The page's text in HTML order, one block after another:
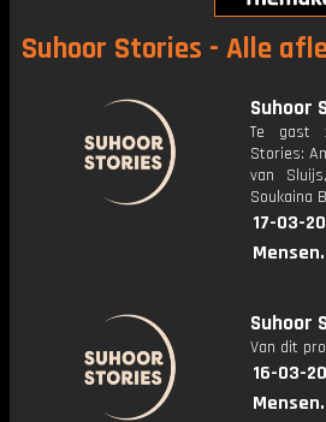
Suhoor Stories - Alle
Suhoor
Te gast
Stories:
van
Soukaina
17-03-
Suhoor
Van dit
16-03-